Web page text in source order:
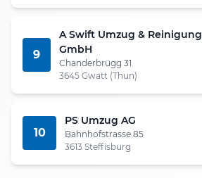
9
A Swift Umzug & Reinigung
GmbH
Chanderbrügg 31
3645 Gwatt (Thun)
10
PS Umzug AG
Bahnhofstrasse 85
3613 Steffisburg